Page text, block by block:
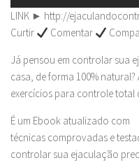
LINK ► http://
Curtir
Comentar
Já pensou em controlar sua
casa, de forma 100%
exercícios para controle total
É um Ebook atualizado com
técnicas comprovadas e
controlar sua ejaculação